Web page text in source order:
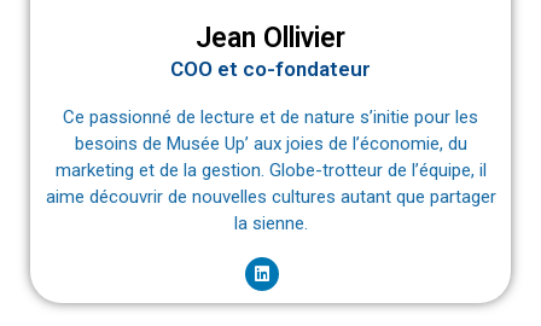
Jean Ollivier
COO et co-fondateur
Ce passionné de lecture et de nature s’initie pour les
besoins de Musée Up’ aux joies de l’économie, du
marketing et de la gestion. Globe-trotteur de l’équipe, il
aime découvrir de nouvelles cultures autant que partager
la sienne.